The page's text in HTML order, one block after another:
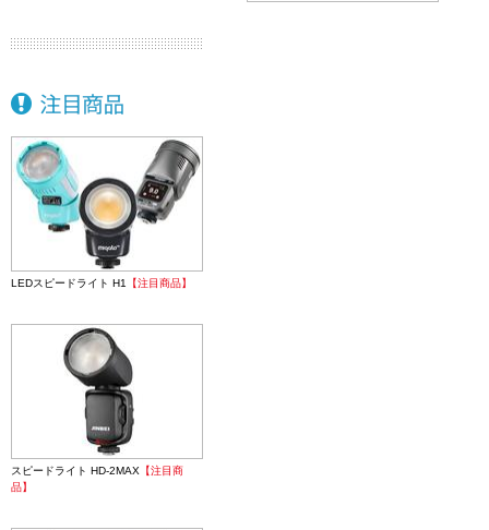
LEDスピードライト H1 【注目商品】
スピードライト HD-2MAX 【注目商
品】